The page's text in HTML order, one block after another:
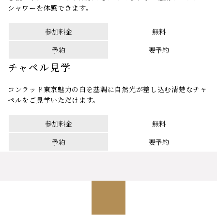
シャワーを体感できます。
参加料金
無料
予約
要予約
チャペル見学
コンラッド東京魅力の白を基調に自然光が差し込む清楚なチャ
ペルをご見学いただけます。
参加料金
無料
予約
要予約